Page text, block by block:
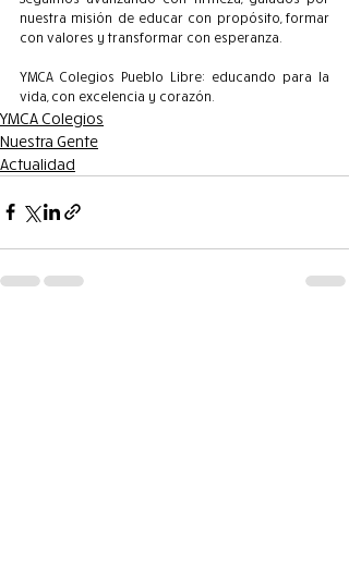
nuestra misión de educar con propósito, formar
con valores y transformar con esperanza.
YMCA Colegios Pueblo Libre: educando para la
vida, con excelencia y corazón.
YMCA Colegios
Nuestra Gente
Actualidad